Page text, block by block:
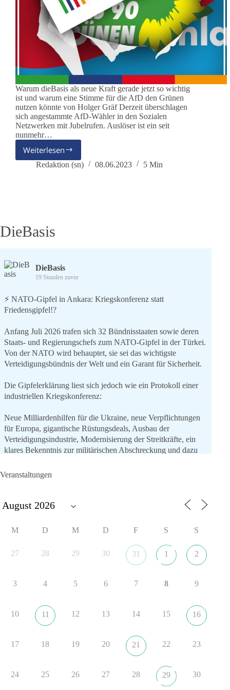
Warum dieBasis als neue Kraft gerade jetzt so wichtig
ist und warum eine Stimme für die AfD den Grünen
nutzen könnte von Holger Gräf Derzeit überschlagen
sich angestammte AfD-Wähler in den Sozialen
Netzwerken mit Jubelrufen. Auslöser ist ein seit
nunmehr…
Weiterlesen
AfD-
Wähler
Redaktion (sn) 08.06.2023 5 Min
DieBasis
DieBasis
19 Stunden zuvor
⚡️ NATO-Gipfel in Ankara: Kriegskonferenz statt
Friedensgipfel!?
Anfang Juli 2026 trafen sich 32 Bündnisstaaten sowie deren
Staats- und Regierungschefs zum NATO-Gipfel in der Türkei.
Von der NATO wird behauptet, sie sei das wichtigste
Verteidigungsbündnis der Welt und ein Garant für Sicherheit.
Die Gipfelerklärung liest sich jedoch wie ein Protokoll einer
industriellen Kriegskonferenz:
Neue Milliardenhilfen für die Ukraine, neue Verpflichtungen
für Europa, gigantische Rüstungsdeals, Ausbau der
Verteidigungsindustrie, Modernisierung der Streitkräfte, ein
klares Bekenntnis zur militärischen Abschreckung und dazu
aus der NATO. Ein Gipfel, der mehr nach Rüstungsdeal als
nach Friedenspolitik klingt, wird niemals Sicherheit schaffen,
#NATO
Veranstaltungen
M D M D F S S
27 28 29 30 31 1 2
3 4 5 6 7 8 9
10 11 12 13 14 15 16
17 18 19 20 21 22 23
24 25 26 27 28 29 30